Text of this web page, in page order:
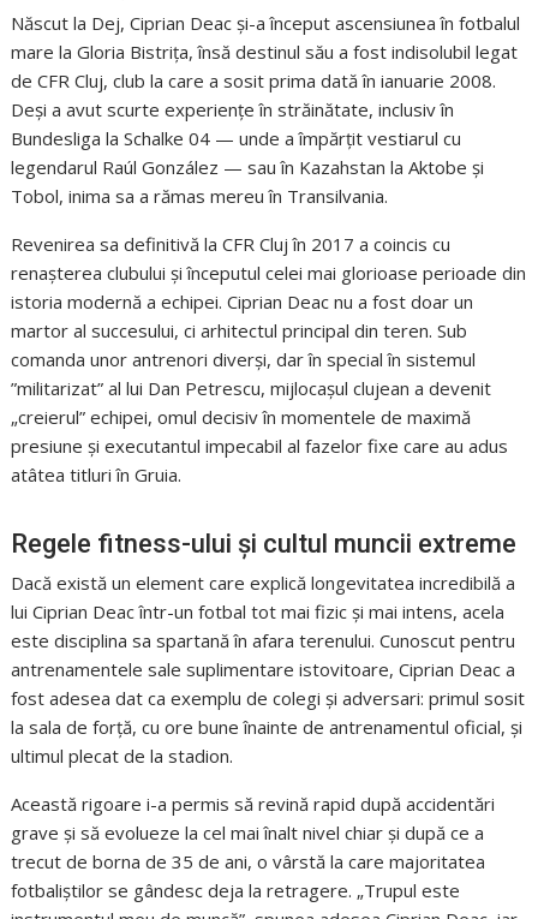
Născut la Dej, Ciprian Deac și-a început ascensiunea în fotbalul
mare la Gloria Bistrița, însă destinul său a fost indisolubil legat
de CFR Cluj, club la care a sosit prima dată în ianuarie 2008.
Deși a avut scurte experiențe în străinătate, inclusiv în
Bundesliga la Schalke 04 — unde a împărțit vestiarul cu
legendarul Raúl González — sau în Kazahstan la Aktobe și
Tobol, inima sa a rămas mereu în Transilvania.
Revenirea sa definitivă la CFR Cluj în 2017 a coincis cu
renașterea clubului și începutul celei mai glorioase perioade din
istoria modernă a echipei. Ciprian Deac nu a fost doar un
martor al succesului, ci arhitectul principal din teren. Sub
comanda unor antrenori diverși, dar în special în sistemul
”militarizat” al lui Dan Petrescu, mijlocașul clujean a devenit
„creierul” echipei, omul decisiv în momentele de maximă
presiune și executantul impecabil al fazelor fixe care au adus
atâtea titluri în Gruia.
Regele fitness-ului și cultul muncii extreme
Dacă există un element care explică longevitatea incredibilă a
lui Ciprian Deac într-un fotbal tot mai fizic și mai intens, acela
este disciplina sa spartană în afara terenului. Cunoscut pentru
antrenamentele sale suplimentare istovitoare, Ciprian Deac a
fost adesea dat ca exemplu de colegi și adversari: primul sosit
la sala de forță, cu ore bune înainte de antrenamentul oficial, și
ultimul plecat de la stadion.
Această rigoare i-a permis să revină rapid după accidentări
grave și să evolueze la cel mai înalt nivel chiar și după ce a
trecut de borna de 35 de ani, o vârstă la care majoritatea
fotbaliștilor se gândesc deja la retragere. „Trupul este